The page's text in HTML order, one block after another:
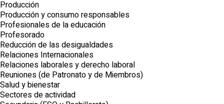
Producción
Producción y consumo responsables
Profesionales de la educación
Profesorado
Reducción de las desigualdades
Relaciones Internacionales
Relaciones laborales y derecho laboral
Reuniones (de Patronato y de Miembros)
Salud y bienestar
Sectores de actividad